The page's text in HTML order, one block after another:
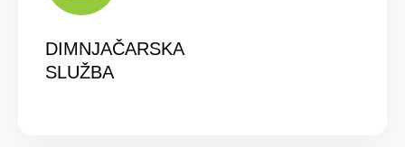
DIMNJAČARSKA
SLUŽBA